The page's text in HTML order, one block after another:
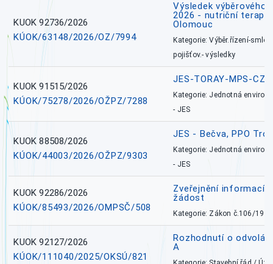
KUOK 92736/2026
KÚOK/63148/2026/OZ/7994
Výsledek výběrového
2026 - nutriční
Olomouc
Kategorie: Výběr.řízení-
pojišťov.- výsledky
KUOK 91515/2026
KÚOK/75278/2026/OŽPZ/7288
JES-TORAY-MPS-CZ
Kategorie: Jednotná
- JES
KUOK 88508/2026
KÚOK/44003/2026/OŽPZ/9303
JES - Bečva, PPO
Kategorie: Jednotná
- JES
KUOK 92286/2026
KÚOK/85493/2026/OMPSČ/508
Zveřejnění informací
žádost
Kategorie: Zákon č.106/1999
KUOK 92127/2026
KÚOK/111040/2025/OKSÚ/821
Rozhodnutí o
A